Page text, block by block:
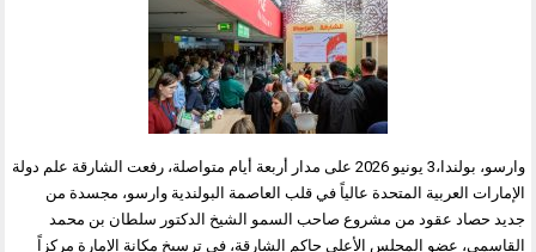
وارسو، بولندا،3 يونيو 2026 على مدار أربعة أيام متواصلة، رفعت الشارقة علم دولة
الإمارات العربية المتحدة عالياً في قلب العاصمة البولندية وارسو، مجسدة من
جديد حصاد عقود من مشروع صاحب السمو الشيخ الدكتور سلطان بن محمد
القاسمي، عضو المجلس الأعلى حاكم الشارقة، في ترسيخ مكانة الإمارة مركزاً